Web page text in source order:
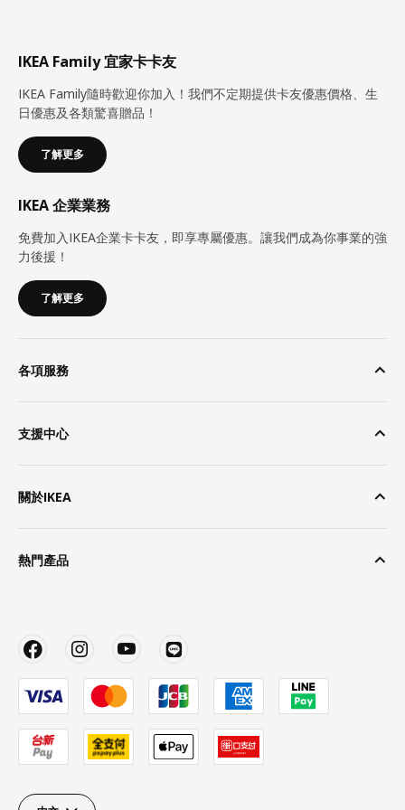
IKEA Family 宜家卡卡友
IKEA Family隨時歡迎你加入！我們不定期提供卡友優惠價格、生
日優惠及各類驚喜贈品！
了解更多
IKEA 企業業務
免費加入IKEA企業卡卡友，即享專屬優惠。讓我們成為你事業的強
力後援！
了解更多
各項服務
支援中心
關於IKEA
熱門產品